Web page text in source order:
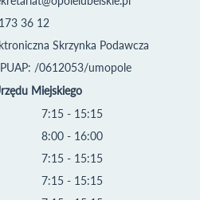
36 12
Skrzynka Podawcza
/0612053/umopole
Miejskiego
7:15 - 15:15
8:00 - 16:00
7:15 - 15:15
7:15 - 15:15